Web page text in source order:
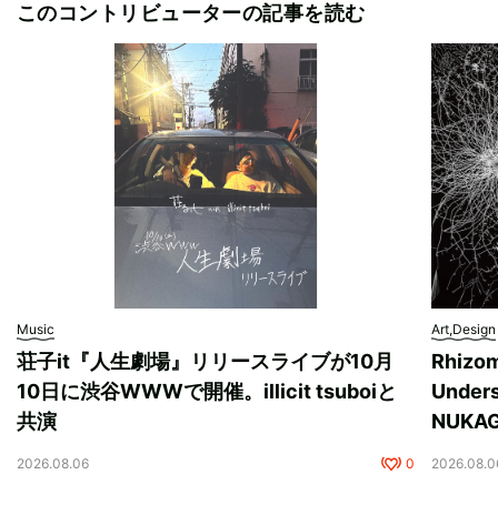
このコントリビューターの記事を読む
Music
荘子it『人生劇場』リリースライブが10月
10日に渋谷WWWで開催。illicit tsuboiと
共演
2026.08.06 0
Art,Design